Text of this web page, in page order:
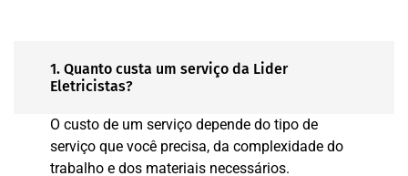
1. Quanto custa um serviço da Lider
Eletricistas?
O custo de um serviço depende do tipo de
serviço que você precisa, da complexidade do
trabalho e dos materiais necessários.